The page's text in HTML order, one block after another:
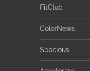
FitClub
ColorNews
Spacious